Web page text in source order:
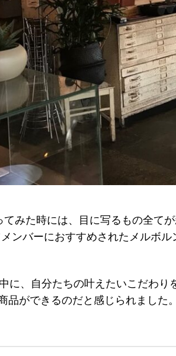
てみた時には、目に写るもの全て
メンバーにおすすめされたメルボ
に、自分たちの叶えたいこだわり
品ができるのだと感じられました。